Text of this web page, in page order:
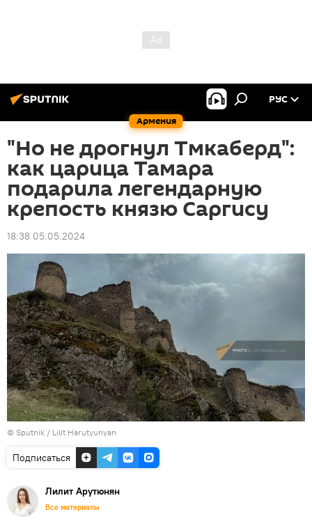
Армения
РУС
"Но не дрогнул Тмкаберд":
как царица Тамара
подарила легендарную
крепость князю Саргису
18:38 05.05.2024
© Sputnik / Lilit Harutyunyan
Подписаться
Лилит Арутюнян
Все материалы